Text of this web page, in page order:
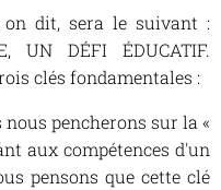
dit, sera le suivant :
UN DÉFI ÉDUCATIF.
clés fondamentales :
pencherons sur la «
aux compétences d'un
pensons que cette clé